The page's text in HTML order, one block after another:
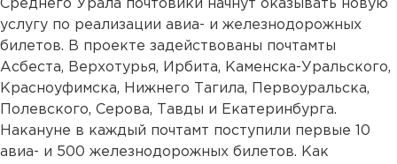
Среднего Урала почтовики начнут оказывать новую
услугу по реализации авиа- и железнодорожных
билетов. В проекте задействованы почтамты
Асбеста, Верхотурья, Ирбита, Каменска-Уральского,
Красноуфимска, Нижнего Тагила, Первоуральска,
Полевского, Серова, Тавды и Екатеринбурга.
Накануне в каждый почтамт поступили первые 10
авиа- и 500 железнодорожных билетов. Как